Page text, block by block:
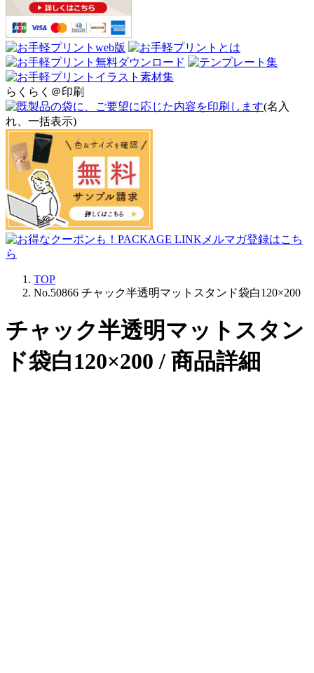
らくらく＠印刷
(名入
れ、一括表示)
TOP
No.50866 チャック半透明マットスタンド袋白120×200
チャック半透明マットスタン
ド袋白120×200 / 商品詳細